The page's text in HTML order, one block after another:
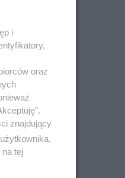
i
oraz
znajdujący
tej